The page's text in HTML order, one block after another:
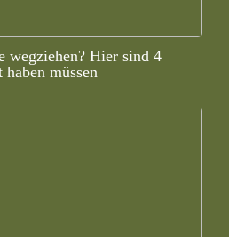
wegziehen? Hier sind 4
müssen